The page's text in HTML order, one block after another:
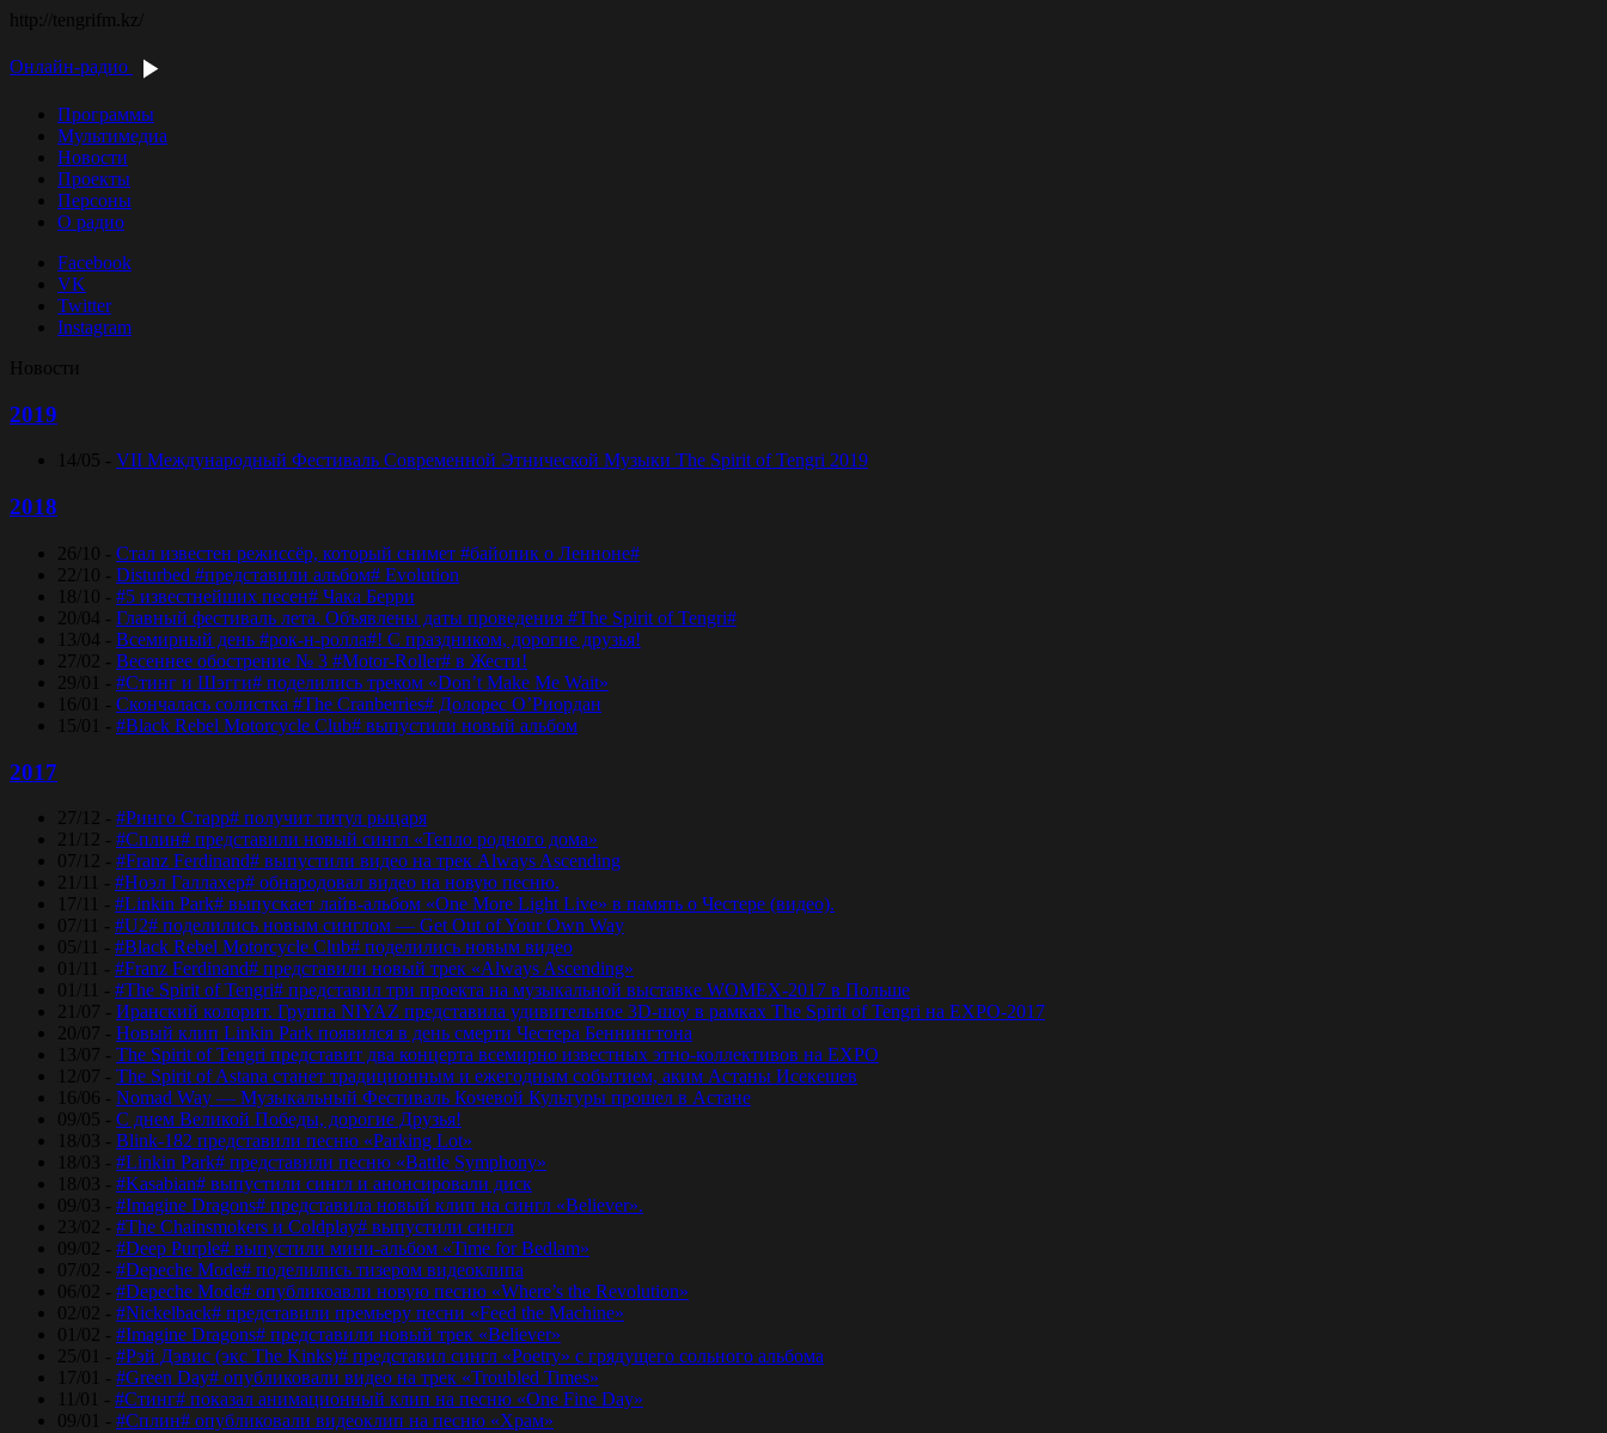
http://tengrifm.kz/
Онлайн-радио
Программы
Мультимедиа
Новости
Проекты
Персоны
О радио
Facebook
VK
Twitter
Instagram
Новости
2019
14/05 - VII Международный Фестиваль Современной Этнической Музыки The Spirit of Tengri 2019
2018
26/10 - Стал известен режиссёр, который снимет #байопик о Ленноне#
22/10 - Disturbed #представили альбом# Evolution
18/10 - #5 известнейших песен# Чака Берри
20/04 - Главный фестиваль лета. Объявлены даты проведения #The Spirit of Tengri#
13/04 - Всемирный день #рок-н-ролла#! С праздником, дорогие друзья!
27/02 - Весеннее обострение № 3 #Motor-Roller# в Жести!
29/01 - #Стинг и Шэгги# поделились треком «Don’t Make Me Wait»
16/01 - Скончалась солистка #The Cranberries# Долорес O’Риордан
15/01 - #Black Rebel Motorcycle Club# выпустили новый альбом
2017
27/12 - #Ринго Старр# получит титул рыцаря
21/12 - #Сплин# представили новый сингл «Тепло родного дома»
07/12 - #Franz Ferdinand# выпустили видео на трек Always Ascending
21/11 - #Ноэл Галлахер# обнародовал видео на новую песню.
17/11 - #Linkin Park# выпускает лайв-альбом «One More Light Live» в память о Честере (видео).
07/11 - #U2# поделились новым синглом — Get Out of Your Own Way
05/11 - #Black Rebel Motorcycle Club# поделились новым видео
01/11 - #Franz Ferdinand# представили новый трек «Always Ascending»
01/11 - #The Spirit of Tengri# представил три проекта на музыкальной выставке WOMEX-2017 в Польше
21/07 - Иранский колорит. Группа NIYAZ представила удивительное 3D-шоу в рамках The Spirit of Tengri на EXPO-2017
20/07 - Новый клип Linkin Park появился в день смерти Честера Беннингтона
13/07 - The Spirit of Tengri представит два концерта всемирно известных этно-коллективов на EXPO
12/07 - The Spirit of Astana станет традиционным и ежегодным событием, аким Астаны Исекешев
16/06 - Nomad Way — Музыкальный Фестиваль Кочевой Культуры прошел в Астане
09/05 - С днем Великой Победы, дорогие Друзья!
18/03 - Blink-182 представили песню «Parking Lot»
18/03 - #Linkin Park# представили песню «Bаttlе Sуmphоnу»
18/03 - #Kasabian# выпустили сингл и анонсировали диск
09/03 - #Imagine Dragons# представила новый клип на сингл «Believer».
23/02 - #The Chainsmokers и Coldplay# выпустили сингл
09/02 - #Deep Purple# выпустили мини-альбом «Time for Bedlam»
07/02 - #Depeche Mode# поделились тизером видеоклипа
06/02 - #Depeche Mode# опубликоавли новую песню «Where’s the Revolution»
02/02 - #Nickelback# представили премьеру песни «Feed the Machine»
01/02 - #Imagine Dragons# представили новый трек «Believer»
25/01 - #Рэй Дэвис (экс The Kinks)# представил сингл «Poetry» с грядущего сольного альбома
17/01 - #Green Day# опубликовали видео на трек «Troubled Times»
11/01 - #Стинг# показал анимационный клип на песню «One Fine Day»
09/01 - #Сплин# опубликовали видеоклип на песню «Храм»